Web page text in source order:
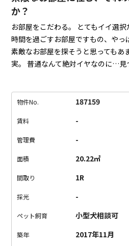
か？
お部屋をこだわる。 とてもイイ選択
時間を過ごすお部屋ですもの、やっ
素敵なお部屋を探そうと思ってもあ
実。 普通なんて絶対イヤなのに…見
圧巻。窓が大きく、モダンな雰囲気。
クリート。
ワンルームでも気にな
チン。タイルもお部屋の印象をよく
壁！この全て違う素材が全てマッチ
やっぱりこだわられた部屋って素敵。
トです。荷物の多い方は注意が必要
物件No. 187159
賃料 -
管理費 -
面積 20.22㎡
間取り 1R
採光 -
ペット飼育 小型犬相談可
築年 2017年11月